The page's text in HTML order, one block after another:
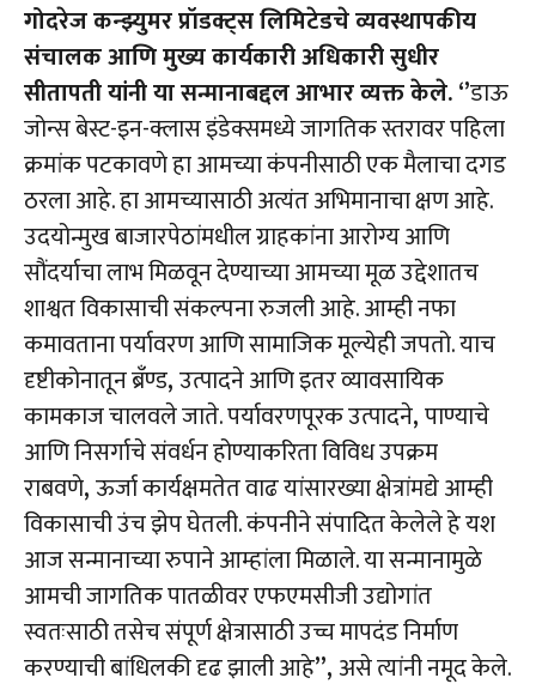
गोदरेज कन्झ्युमर प्रॉडक्ट्स लिमिटेडचे व्यवस्थापकीय
संचालक आणि मुख्य कार्यकारी अधिकारी सुधीर
सीतापती यांनी या सन्मानाबद्दल आभार व्यक्त केले.‘’डाऊ
जोन्स बेस्ट-इन-क्लास इंडेक्समध्ये जागतिक स्तरावर पहिला
क्रमांक पटकावणे हा आमच्या कंपनीसाठी एक मैलाचा दगड
ठरला आहे. हा आमच्यासाठी अत्यंत अभिमानाचा क्षण आहे.
उदयोन्मुख बाजारपेठांमधील ग्राहकांना आरोग्य आणि
सौंदर्याचा लाभ मिळवून देण्याच्या आमच्या मूळ उद्देशातच
शाश्वत विकासाची संकल्पना रुजली आहे. आम्ही नफा
कमावताना पर्यावरण आणि सामाजिक मूल्येही जपतो. याच
दृष्टीकोनातून ब्रँण्ड,उत्पादने आणि इतर व्यावसायिक
कामकाज चालवले जाते. पर्यावरणपूरक उत्पादने,पाण्याचे
आणि निसर्गाचे संवर्धन होण्याकरिता विविध उपक्रम
राबवणे,ऊर्जा कार्यक्षमतेत वाढ यांसारख्या क्षेत्रांमद्ये आम्ही
विकासाची उंच झेप घेतली. कंपनीने संपादित केलेले हे यश
आज सन्मानाच्या रुपाने आम्हांला मिळाले. या सन्मानामुळे
आमची जागतिक पातळीवर एफएमसीजी उद्योगांत
स्वतःसाठी तसेच संपूर्ण क्षेत्रासाठी उच्च मापदंड निर्माण
करण्याची बांधिलकी दृढ झाली आहे’’, असे त्यांनी नमूद केले.